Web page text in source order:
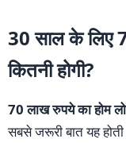
30 साल के लिए
कितनी होगी?
70 लाख रुपये का होम
सबसे जरूरी बात यह